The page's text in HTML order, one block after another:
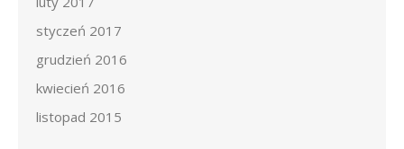
styczeń 2017
grudzień 2016
kwiecień 2016
listopad 2015